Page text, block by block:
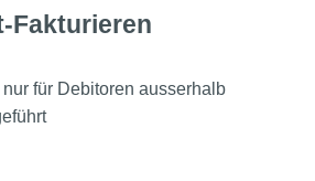
Fakturieren
für Debitoren ausserhalb